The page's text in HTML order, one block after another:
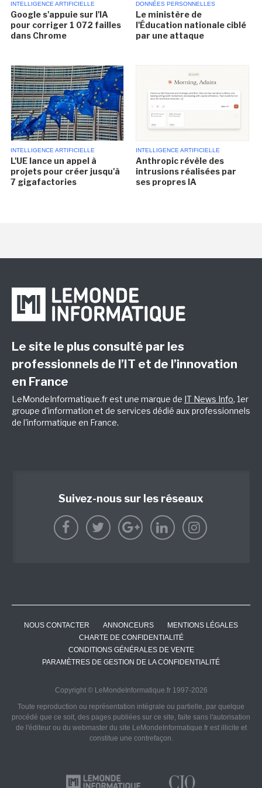
INTELLIGENCE ARTIFICIELLE
Google s'appuie sur l'IA
pour corriger 1 072 failles
dans Chrome
DONNÉES PERSONNELLES
Le ministère de
l'Éducation nationale ciblé
par une attaque
INTELLIGENCE ARTIFICIELLE
L'UE lance un appel à
projets pour créer jusqu'à
7 gigafactories
INTELLIGENCE ARTIFICIELLE
Anthropic révèle des
intrusions réalisées par
ses propres IA
Le site le plus consulté par les
professionnels de l’IT et de l’innovation
en France
LeMondeInformatique.fr est une marque de IT News Info, 1er
groupe d'information et de services dédié aux professionnels
de l'informatique en France.
Suivez-nous sur les réseaux
NOUS CONTACTER ANNONCEURS
MENTIONS LÉGALES
CHARTE DE CONFIDENTIALITÉ
CONDITIONS GÉNÉRALES DE VENTE
PARAMÈTRES DE GESTION DE LA CONFIDENTIALITÉ
Copyright © LeMondeInformatique.fr 1997-2026
Toute reproduction ou représentation intégrale ou partielle, par quelque
procédé que ce soit, des pages publiées sur ce site, faite sans l'autorisation
de l'éditeur ou du webmaster du site LeMondeInformatique.fr est illicite et
constitue une contrefaçon.